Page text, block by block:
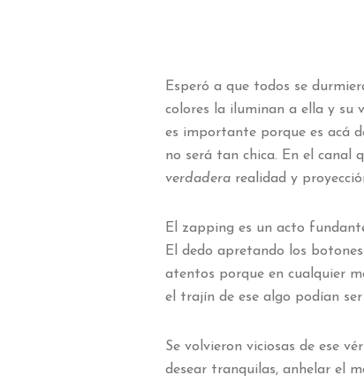
Esperó a que todos se
colores la iluminan a ella y su
es importante porque es acá
no será tan chica. En el canal
verdadera realidad y
El zapping es un acto
El dedo apretando los
atentos porque en cualquier
el trajín de ese algo podían
Se volvieron viciosas de ese
desear tranquilas, anhelar el